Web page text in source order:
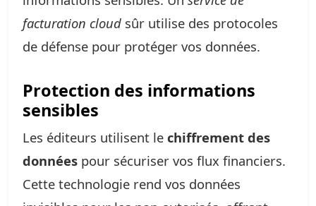
facturation cloud sûr utilise des protocoles
de défense pour protéger vos données.
Protection des informations
sensibles
Les éditeurs utilisent le chiffrement des
données pour sécuriser vos flux financiers.
Cette technologie rend vos données